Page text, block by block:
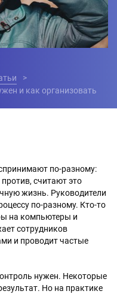
и как организовать
по-разному:
считают это
жизнь. Руководители
по-разному. Кто-то
на компьютеры и
сотрудников
и проводит частые
нужен. Некоторые
Но на практике